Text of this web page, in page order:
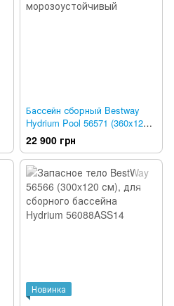
Бассейн сборный Bestway
Hydrium Pool 56571 (360x120)
морозоустойчивый
22 900 грн
Новинка